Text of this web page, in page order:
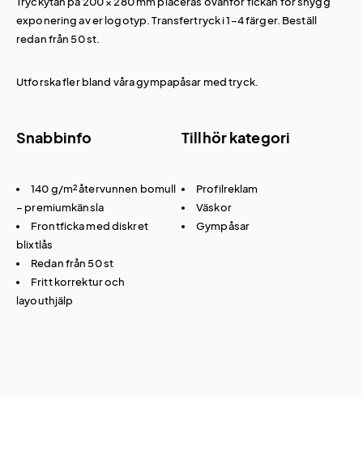
exponering av er logotyp. Transfertryck i 1–4 färger. Beställ
redan från 50 st.
Utforska fler bland våragympapåsar med tryck.
Snabbinfo
140 g/m² återvunnen bomull
– premiumkänsla
Frontficka med diskret
blixtlås
Redan från 50 st
Fritt korrektur och
layouthjälp
Tillhör kategori
Profilreklam
Väskor
Gympåsar